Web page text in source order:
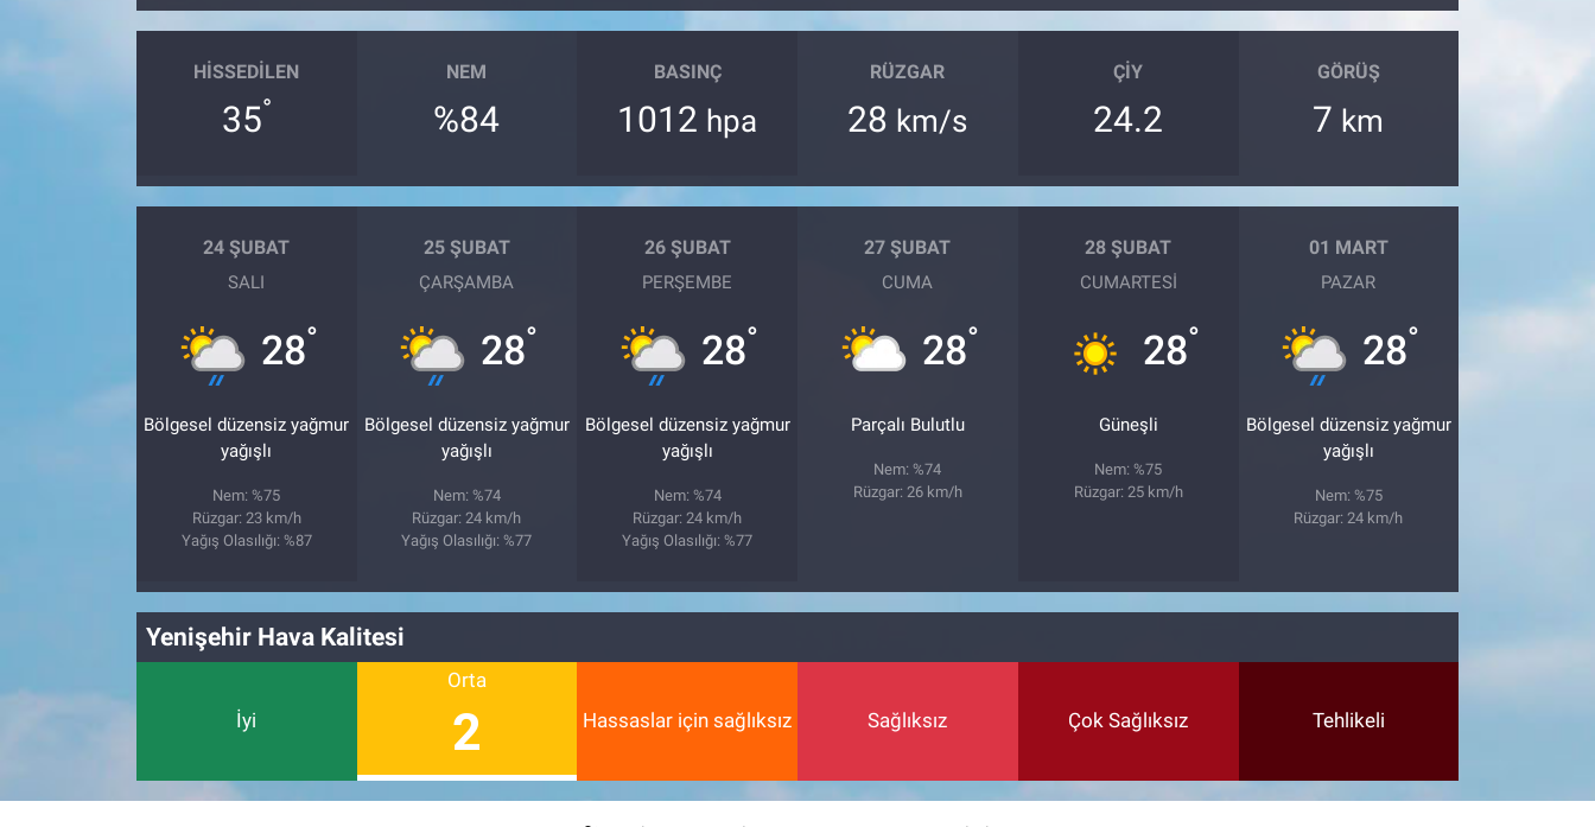
HISSEDILEN
35°
NEM
%84
BASINÇ
1012 hpa
RÜZGAR
28 km/s
ÇIY
24.2
GÖRÜŞ
7 km
24 ŞUBAT
SALI
28°
Bölgesel düzensiz yağmur
yağışlı
Nem: %75
Rüzgar: 23 km/h
Yağış Olasılığı: %87
25 ŞUBAT
ÇARŞAMBA
28°
Bölgesel düzensiz yağmur
yağışlı
Nem: %74
Rüzgar: 24 km/h
Yağış Olasılığı: %77
26 ŞUBAT
PERŞEMBE
28°
Bölgesel düzensiz yağmur
yağışlı
Nem: %74
Rüzgar: 24 km/h
Yağış Olasılığı: %77
27 ŞUBAT
CUMA
28°
Parçalı Bulutlu
Nem: %74
Rüzgar: 26 km/h
28 ŞUBAT
CUMARTESI
28°
Güneşli
Nem: %75
Rüzgar: 25 km/h
01 MART
PAZAR
28°
Bölgesel düzensiz yağmur
yağışlı
Nem: %75
Rüzgar: 24 km/h
Yenişehir Hava Kalitesi
İyi
Orta
2 Hassaslar için sağlıksız Sağlıksız Çok Sağlıksız Tehlikeli